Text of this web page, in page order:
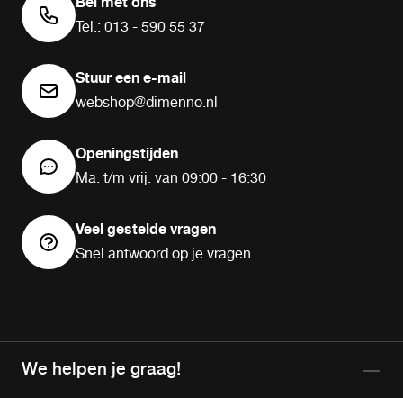
Tel.: 013 - 590 55 37
Stuur een e-mail
webshop@dimenno.nl
Openingstijden
Ma. t/m vrij. van 09:00 - 16:30
Veel gestelde vragen
Snel antwoord op je vragen
We helpen je graag!